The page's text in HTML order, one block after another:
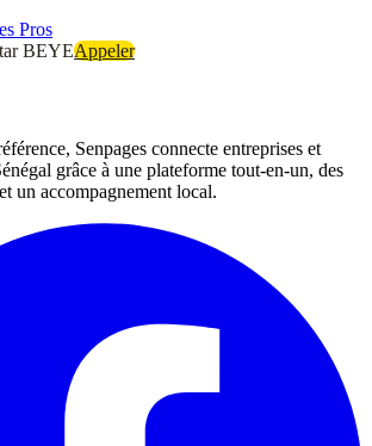
Pros
BEYEAppeler
Senpages connecte entreprises et
grâce à une plateforme tout-en-un, des
un accompagnement local.